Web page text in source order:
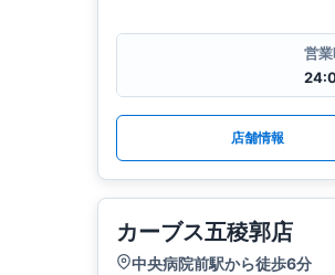
営
店舗情報
カーブス五稜郭店
中央病院前駅から徒歩6分